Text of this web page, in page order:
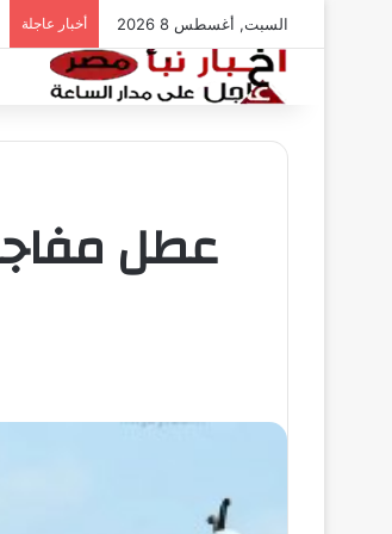
السبت, أغسطس 8 2026 أخبار عاجلة
عطل